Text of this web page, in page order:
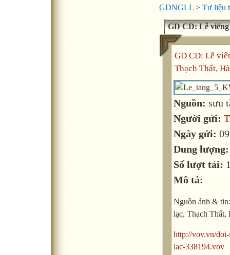
GDNGLL > Tư liệu
GD CD: Lễ
GD CD: Lễ
Thạch Thất,
Nguồn: sưu
Người gửi:
Ngày gửi:
Dung
Số lượt tải:
Mô tả:
Nguồn ảnh &
lạc, Thạch Thất,
http://vov.vn/
lac-338194.vov